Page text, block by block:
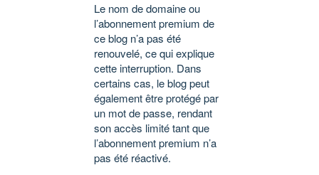
Le nom de domaine ou
l’abonnement premium de
ce blog n’a pas été
renouvelé, ce qui explique
cette interruption. Dans
certains cas, le blog peut
également être protégé par
un mot de passe, rendant
son accès limité tant que
l’abonnement premium n’a
pas été réactivé.